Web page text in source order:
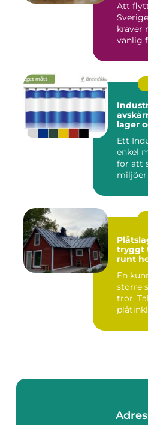
Att
kräver
vanlig
lager
Ett
enkel
för att
miljöer
tryggt
runt
En
större
tror.